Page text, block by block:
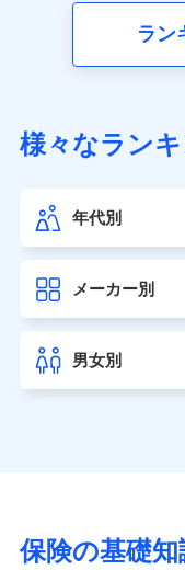
（https://
第一ネオ生命保険
大樹生命保険株式
seimei.co.jp）
チューリッヒ生命
東京海上日動あん
（https://
マニュライフ生命
（https://
ラン
様々なラン
年代別
メーカー別
男女別
保険の基礎知